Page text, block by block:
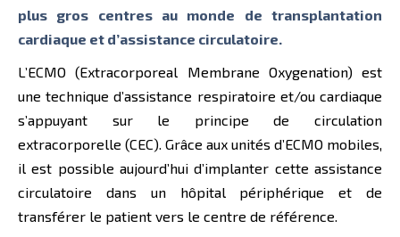
plus gros centres au monde de transplantation
cardiaque et d’assistance circulatoire.
L’ECMO (Extracorporeal Membrane Oxygenation) est
une technique d’assistance respiratoire et/ou cardiaque
s’appuyant sur le principe de circulation
extracorporelle (CEC). Grâce aux unités d’ECMO mobiles,
il est possible aujourd’hui d’implanter cette assistance
circulatoire dans un hôpital périphérique et de
transférer le patient vers le centre de référence.